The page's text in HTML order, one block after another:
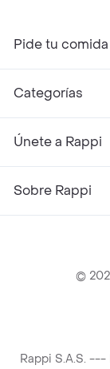
Pide tu
Categorías
Únete a Rappi
Sobre Rappi
©
Rappi S.A.S.